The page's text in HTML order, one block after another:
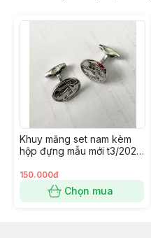
Khuy măng set nam kèm
hộp đựng mẫu mới t3/2024
150.000đ
Chọn mua